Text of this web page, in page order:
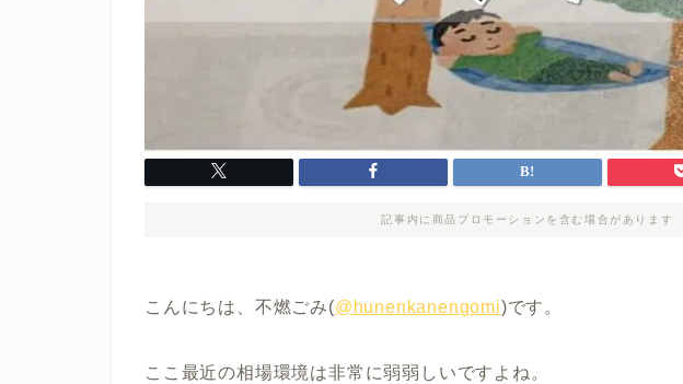
記事内に商品プロモーションを含む場合があります
こんにちは、不燃ごみ(@hunenkanengomi)です。
ここ最近の相場環境は非常に弱弱しいですよね。